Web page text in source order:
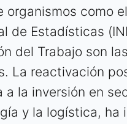
organismos como
de Estadísticas
del Trabajo son
La reactivación
a la inversión en
y la logística, ha